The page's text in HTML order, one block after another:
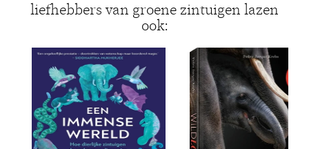
liefhebbers van groene zintuigen lazen
ook: